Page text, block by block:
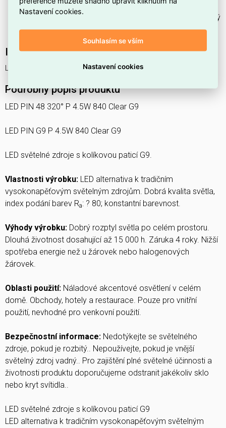
energetickou náročnost provozu.
Má
jiný tvar než klasické žárovky, díky čemuž je vhodný
pro specifická svítidla s paticí G9.
Interní název produktu
LED PIN48 4.5W 840 CL G9 P LEDV
Podrobný popis produktu
LED PIN 48 320° P 4.5W 840 Clear G9
LED PIN G9 P 4.5W 840 Clear G9
LED světelné zdroje s kolíkovou paticí G9.
Vlastnosti výrobku: LED alternativa k tradičním
vysokonapěťovým světelným zdrojům. Dobrá kvalita světla,
index podání barev Ra: ? 80; konstantní barevnost.
Výhody výrobku: Dobrý rozptyl světla po celém prostoru.
Dlouhá životnost dosahující až 15 000 h. Záruka 4 roky. Nižší
spotřeba energie než u žárovek nebo halogenových
žárovek.
Oblasti použití: Náladové akcentové osvětlení v celém
domě. Obchody, hotely a restaurace. Pouze pro vnitřní
použití, nevhodné pro venkovní použití.
Bezpečnostní informace: Nedotýkejte se světelného
zdroje, pokud je rozbitý.. Nepoužívejte, pokud je vnější
světelný zdroj vadný.. Pro zajištění plné světelné účinnosti a
životnosti produktu doporučujeme odstranit jakékoliv sklo
nebo kryt svítidla..
LED světelné zdroje s kolíkovou paticí G9
LED alternativa k tradičním vysokonapěťovým světelným
Nastavení cookies.
Souhlasím se vším
Nastavení cookies